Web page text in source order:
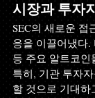
시장과 투자
SEC의 새로운 접
응을 이끌어냈다
등 주요 알트코인
특히, 기관 투자
할 것으로 기대하